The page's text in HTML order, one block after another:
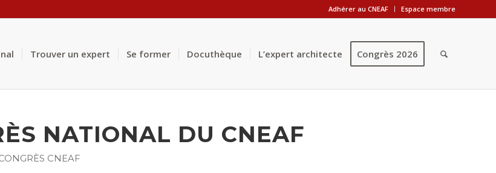
Adhérer au CNEAF Espace membre
Trouver un expert Se former Docuthèque L’expert architecte Congrès 2026
NATIONAL DU CNEAF
CNEAF